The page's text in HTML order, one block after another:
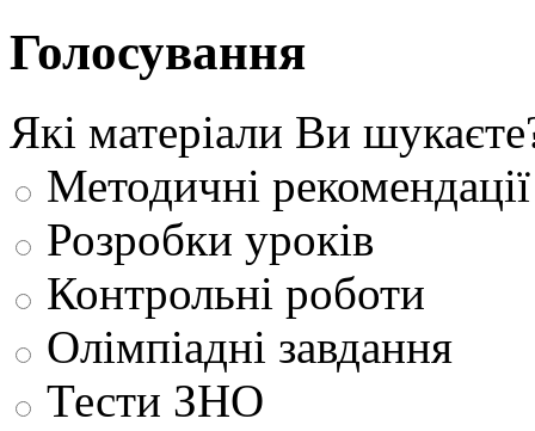
Голосування
Які матеріали Ви
Методичні рекомендації
Розробки уроків
Контрольні роботи
Олімпіадні завдання
Тести ЗНО